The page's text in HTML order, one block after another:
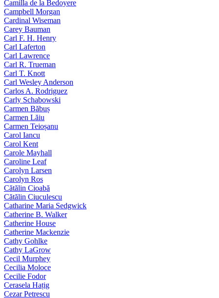
Camilla de la Bedoyere
Campbell Morgan
Cardinal Wiseman
Carey Bauman
Carl F. H. Henry
Carl Laferton
Carl Lawrence
Carl R. Trueman
Carl T. Knott
Carl Wesley Anderson
Carlos A. Rodriguez
Carly Schabowski
Carmen Băbuș
Carmen Lăiu
Carmen Teioșanu
Carol Iancu
Carol Kent
Carole Mayhall
Caroline Leaf
Carolyn Larsen
Carolyn Ros
Cătălin Cioabă
Cătălin Ciuculescu
Catharine Maria Sedgwick
Catherine B. Walker
Catherine House
Catherine Mackenzie
Cathy Gohlke
Cathy LaGrow
Cecil Murphey
Cecilia Moloce
Cecilie Fodor
Cerasela Hațig
Cezar Petrescu